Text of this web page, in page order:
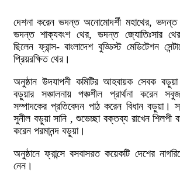
দেশনা করেন ভদন্ত অনোমোদর্শী মহাথের, ভদন্ত
ভদন্ত শাক্যবংশ থের, ভদন্ত জ্যোতিঃসার
ছিলেন ফ্রান্স- বাংলাদেশ বুড্ডিস্ট মেডিটেশন
প্রিয়রক্ষিত থের।
অনুষ্ঠান উদযাপনী কমিটির আহবায়ক সেবক
বড়ুয়ার সঞ্চালনায় পঞ্চশীল প্রার্থনা করেন
সম্পাদকের প্রতিবেদন পাঠ করেন বিধান বড়ুয়া।
সুনীল বড়ুয়া সানি , শুভেচ্ছা বক্তব্য রাখেন শিলপী
করেন পরমানন্দ বড়ুয়া।
অনুষ্ঠানে ফ্রান্সে বসবাসরত কয়েকটি দেশের
নেন।